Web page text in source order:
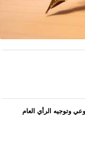
وتوجيه الرأي العام